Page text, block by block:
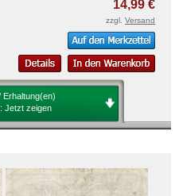
14,99 €
zzgl. Versand
Erhaltung(en)
Jetzt zeigen